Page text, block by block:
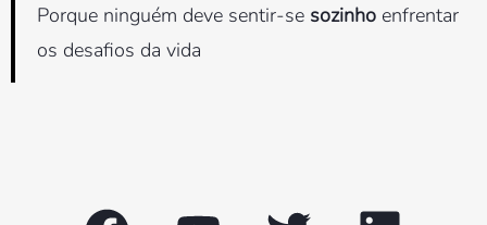
Porque ninguém deve sentir-se sozinho enfrentar
os desafios da vida